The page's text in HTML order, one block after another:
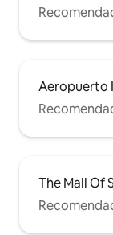
Aeropuerto
The Mall Of